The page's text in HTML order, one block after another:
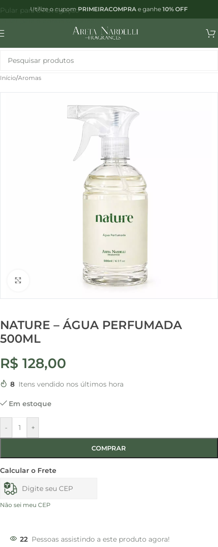
Pular para a navegação
Pular para o conteúdo principal
Utilize o cupomPRIMEIRACOMPRA e ganhe 10% OFF
Início/Aromas
Clique para ampliar
NATURE – ÁGUA PERFUMADA
500ML
R$ 128,00
8 Itens vendido nos últimos hora
Em estoque
- +
COMPRAR
Calcular o Frete
Não sei meu CEP
22 Pessoas assistindo a este produto agora!